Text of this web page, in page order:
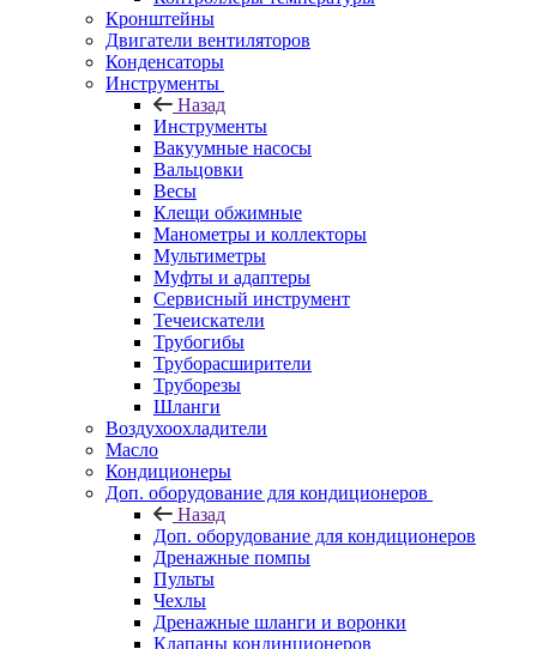
Кронштейны
Двигатели вентиляторов
Конденсаторы
Инструменты
Назад
Инструменты
Вакуумные насосы
Вальцовки
Весы
Клещи обжимные
Манометры и коллекторы
Мультиметры
Муфты и адаптеры
Сервисный инструмент
Течеискатели
Трубогибы
Труборасширители
Труборезы
Шланги
Воздухоохладители
Масло
Кондиционеры
Доп. оборудование для кондиционеров
Назад
Доп. оборудование для кондиционеров
Дренажные помпы
Пульты
Чехлы
Дренажные шланги и воронки
Клапаны кондинционеров